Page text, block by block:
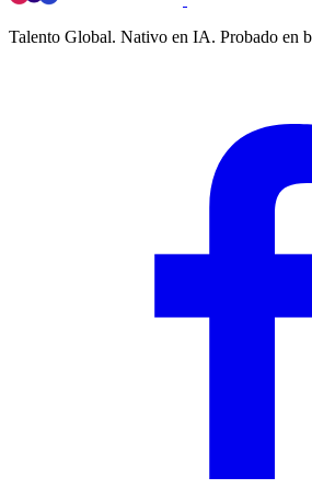
Talento Global. Nativo en IA. Probado en